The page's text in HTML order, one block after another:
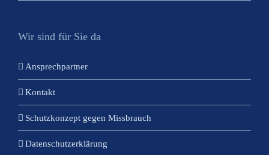
Wir sind für Sie da
Ansprechpartner
Kontakt
Schutzkonzept gegen Missbrauch
Datenschutzerklärung